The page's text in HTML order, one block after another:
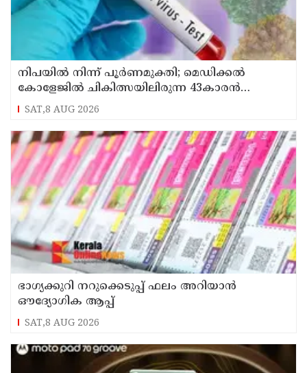
നിപയിൽ നിന്ന് പൂർണമുക്തി; മെഡിക്കൽ
കോളേജിൽ ചികിത്സയിലിരുന്ന 43കാരൻ
വീട്ടിലേക്ക് മടങ്ങി
SAT,8 AUG 2026
ഭാഗ്യക്കുറി നറുക്കെടുപ്പ് ഫലം അറിയാൻ
ഔദ്യോഗിക ആപ്പ്
SAT,8 AUG 2026